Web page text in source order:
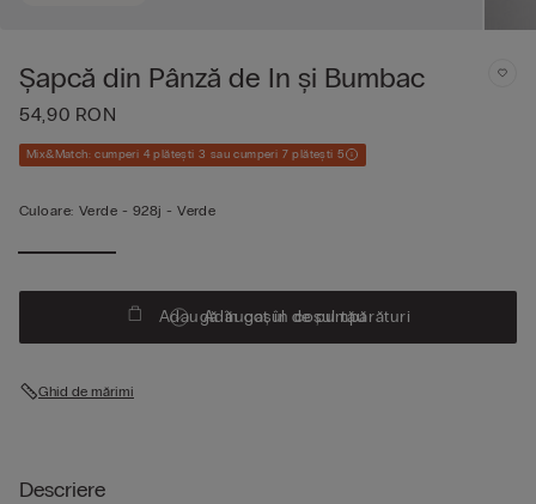
Șapcă din Pânză de In și Bumbac
54,90 RON
Mix&Match: cumperi 4 plătești 3 sau cumperi 7 plătești 5
Culoare: Verde - 928j - Verde
Adaugă în coșul de cumpărături
Adăugat în coșul tău
Ghid de mărimi
Descriere